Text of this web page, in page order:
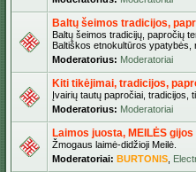
Baltų šeimos tradicijos,
Baltų šeimos tradicijų, papročių
Baltiškos etnokultūros ypatybės,
Moderatorius: Moderatoriai
Kiti tikėjimai, tradicijos,
Įvairių tautų papročiai, tradicijos,
Moderatorius: Moderatoriai
Laimos juosta, MEILĖS gijos
Žmogaus laimė-didžioji Meilė.
Moderatoriai: BURTONIS